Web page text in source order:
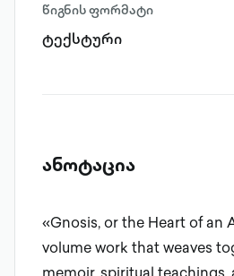
წიგნის ფორმატი
ტექსტური
ანოტაცია
«Gnosis, or the Heart of an
volume work that weaves